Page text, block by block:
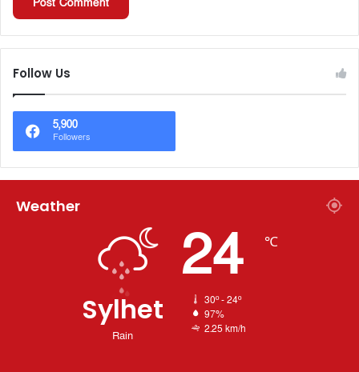
Follow Us
5,900
Followers
Weather
Sylhet
Rain
24 ℃
30º - 24º
97%
2.25 km/h